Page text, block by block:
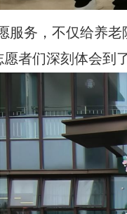
服务，不仅给养
者们深刻体会到